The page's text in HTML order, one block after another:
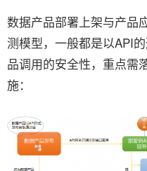
数据产品部署上架与产品
测模型，一般都是以API
品调用的安全性，重点需
施：